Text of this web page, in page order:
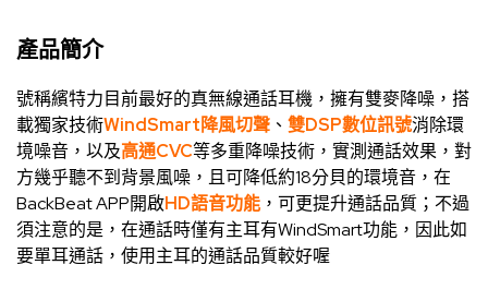
產品簡介
號稱繽特力目前最好的真無線通話耳機，擁有雙麥降噪，搭
載獨家技術WindSmart降風切聲 、 雙DSP數位訊號消除環
境噪音，以及高通CVC等多重降噪技術，實測通話效果，對
方幾乎聽不到背景風噪，且可降低約18分貝的環境音，在
BackBeat APP開啟HD語音功能 ，可更提升通話品質；不過
須注意的是，在通話時僅有主耳有WindSmart功能，因此如
要單耳通話，使用主耳的通話品質較好喔